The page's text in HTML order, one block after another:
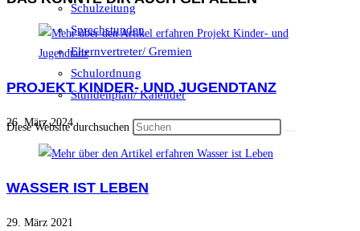
Schulzeitung
Sprechstunden
Elternvertreter/ Gremien
Schulordnung
Stundenplan/ Kalender
Diese Website durchsuchen
PROJEKT KINDER- UND JUGENDTANZ
26. März 2024
WASSER IST LEBEN
29. März 2021